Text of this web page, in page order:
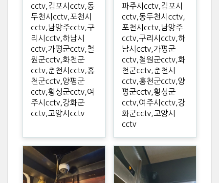
cctv,김포시cctv,동
두천시cctv,포천시
cctv,남양주cctv,구
리시cctv,하남시
cctv,가평군cctv,철
원군cctv,화천군
cctv,춘천시cctv,홍
천군cctv,양평군
cctv,횡성군cctv,여
주시cctv,강화군
cctv,고양시cctv
파주시cctv,김포시
cctv,동두천시cctv,
포천시cctv,남양주
cctv,구리시cctv,하
남시cctv,가평군
cctv,철원군cctv,화
천군cctv,춘천시
cctv,홍천군cctv,양
평군cctv,횡성군
cctv,여주시cctv,강
화군cctv,고양시
cctv